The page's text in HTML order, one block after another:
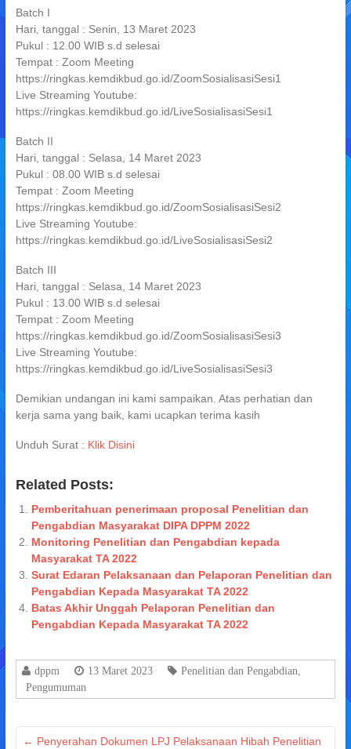
Batch I
Hari, tanggal : Senin, 13 Maret 2023
Pukul : 12.00 WIB s.d selesai
Tempat : Zoom Meeting
https://ringkas.kemdikbud.go.id/ZoomSosialisasiSesi1
Live Streaming Youtube:
https://ringkas.kemdikbud.go.id/LiveSosialisasiSesi1
Batch II
Hari, tanggal : Selasa, 14 Maret 2023
Pukul : 08.00 WIB s.d selesai
Tempat : Zoom Meeting
https://ringkas.kemdikbud.go.id/ZoomSosialisasiSesi2
Live Streaming Youtube:
https://ringkas.kemdikbud.go.id/LiveSosialisasiSesi2
Batch III
Hari, tanggal : Selasa, 14 Maret 2023
Pukul : 13.00 WIB s.d selesai
Tempat : Zoom Meeting
https://ringkas.kemdikbud.go.id/ZoomSosialisasiSesi3
Live Streaming Youtube:
https://ringkas.kemdikbud.go.id/LiveSosialisasiSesi3
Demikian undangan ini kami sampaikan. Atas perhatian dan
kerja sama yang baik, kami ucapkan terima kasih
Unduh Surat : Klik Disini
Related Posts:
Pemberitahuan penerimaan proposal Penelitian dan
Pengabdian Masyarakat DIPA DPPM 2022
Monitoring Penelitian dan Pengabdian kepada
Masyarakat TA 2022
Surat Edaran Pelaksanaan dan Pelaporan Penelitian dan
Pengabdian Kepada Masyarakat TA 2022
Batas Akhir Unggah Pelaporan Penelitian dan
Pengabdian Kepada Masyarakat TA 2022
dppm 13 Maret 2023 Penelitian dan Pengabdian
Pengumuman
← Penyerahan Dokumen LPJ Pelaksanaan Hibah Penelitian